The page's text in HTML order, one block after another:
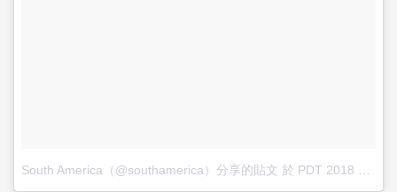
South America（@southamerica）分享的貼文 於 PDT 2018 年 4月 月 16 日 下午 5:25